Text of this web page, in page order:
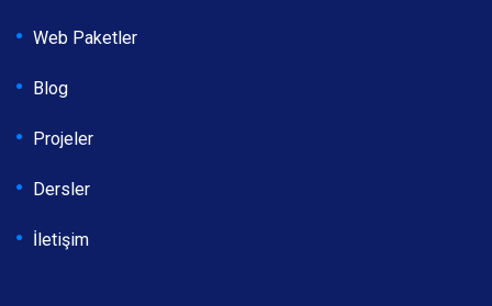
Web Paketler
Blog
Projeler
Dersler
İletişim